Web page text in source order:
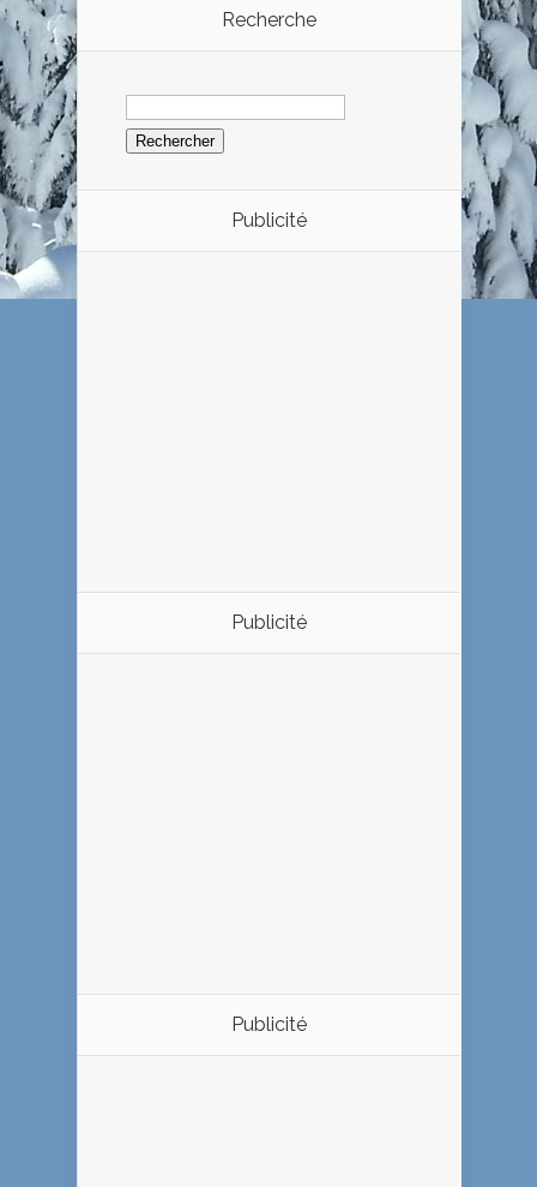
Recherche
Rechercher :
Publicité
Publicité
Publicité